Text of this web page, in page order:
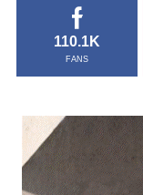
110.1K
FANS